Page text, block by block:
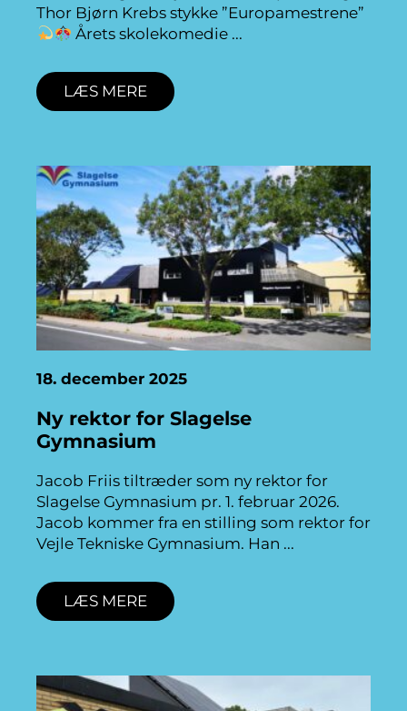
Thor Bjørn Krebs stykke ”Europamestrene”
Årets skolekomedie
LÆS MERE
Ny rektor for Slagelse
Gymnasium
18. december 2025
Jacob Friis tiltræder som ny rektor for
Slagelse Gymnasium pr. 1. februar 2026.
Jacob kommer fra en stilling som rektor for
Vejle Tekniske Gymnasium. Han
LÆS MERE